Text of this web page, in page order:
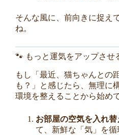
そんな風に、前向きに捉え
ね。
🐾 もっと運気をアップさせ
もし「最近、猫ちゃんとの
も？」と感じたら、無理に
環境を整えることから始め
お部屋の空気を入れ替
て、新鮮な「気」を循